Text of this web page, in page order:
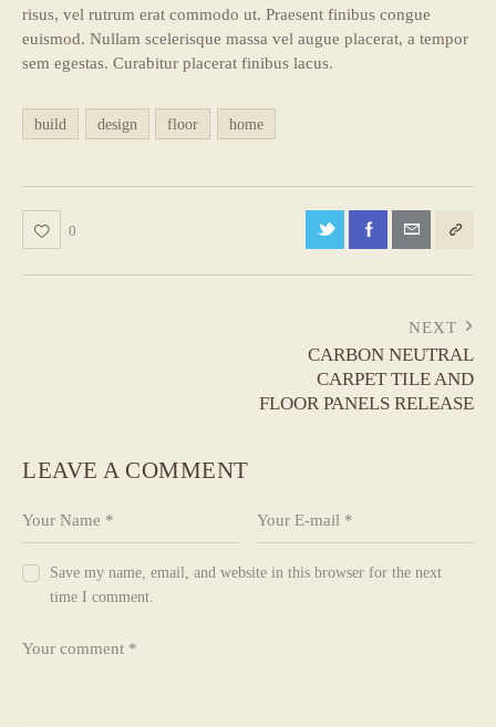
risus, vel rutrum erat commodo ut. Praesent finibus congue
euismod. Nullam scelerisque massa vel augue placerat, a tempor
sem egestas. Curabitur placerat finibus lacus.
build design floor home
0
NEXT
CARBON NEUTRAL
CARPET TILE AND
FLOOR PANELS RELEASE
LEAVE A COMMENT
Save my name, email, and website in this browser for the next
time I comment.